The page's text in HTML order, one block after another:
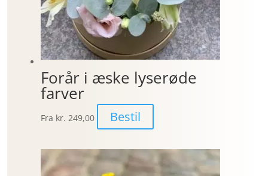
Forår i æske lyserøde
farver
Fra kr. 249,00 Bestil